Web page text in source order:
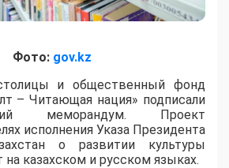
Фото: gov.kz
и общественный фонд
– Читающая нация» подписали
меморандум. Проект
исполнения Указа Президента
о развитии культуры
на казахском и русском языках.